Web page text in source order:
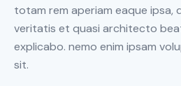
totam rem aperiam eaque ipsa,
veritatis et quasi architecto
explicabo. nemo enim ipsam
sit.